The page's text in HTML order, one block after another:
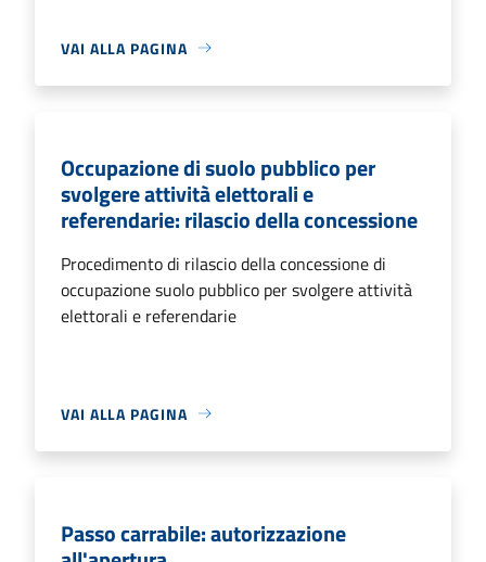
VAI ALLA PAGINA
Occupazione di suolo pubblico per
svolgere attività elettorali e
referendarie: rilascio della concessione
Procedimento di rilascio della concessione di
occupazione suolo pubblico per svolgere attività
elettorali e referendarie
VAI ALLA PAGINA
Passo carrabile: autorizzazione